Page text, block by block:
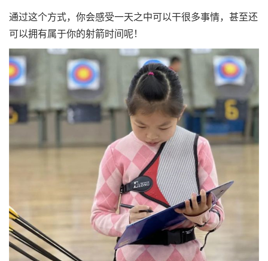
通过这个方式，你会感受一天之中可以干很多事情，甚至还
可以拥有属于你的射箭时间呢！